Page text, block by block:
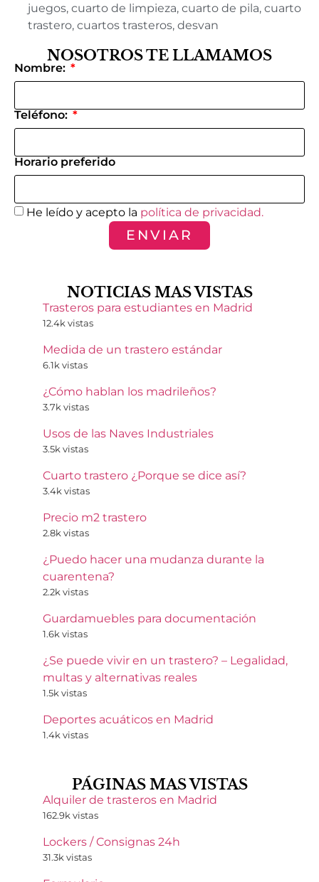
juegos, cuarto de limpieza, cuarto de pila, cuarto
trastero, cuartos trasteros, desvan
NOSOTROS TE LLAMAMOS
Nombre:
Teléfono:
Horario preferido
He leído y acepto la política de privacidad.
ENVIAR
NOTICIAS MAS VISTAS
Trasteros para estudiantes en Madrid
12.4k vistas
Medida de un trastero estándar
6.1k vistas
¿Cómo hablan los madrileños?
3.7k vistas
Usos de las Naves Industriales
3.5k vistas
Cuarto trastero ¿Porque se dice así?
3.4k vistas
Precio m2 trastero
2.8k vistas
¿Puedo hacer una mudanza durante la
cuarentena?
2.2k vistas
Guardamuebles para documentación
1.6k vistas
¿Se puede vivir en un trastero? – Legalidad,
multas y alternativas reales
1.5k vistas
Deportes acuáticos en Madrid
1.4k vistas
PÁGINAS MAS VISTAS
Alquiler de trasteros en Madrid
162.9k vistas
Lockers / Consignas 24h
31.3k vistas